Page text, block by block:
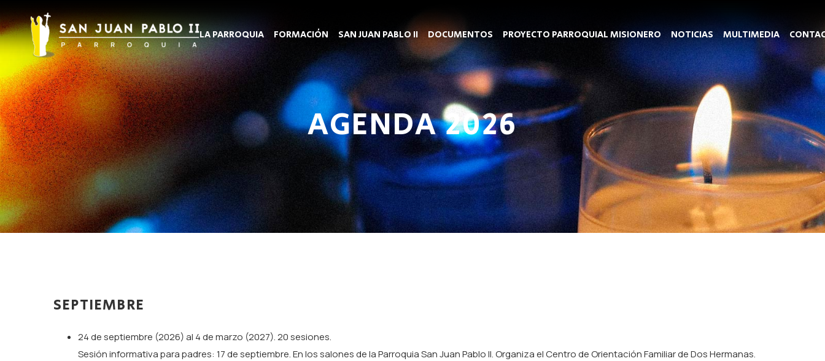
LA PARROQUIA FORMACIÓN SAN JUAN PABLO II DOCUMENTOS PROYECTO PARROQUIAL MISIONERO NOTICIAS MULTIMEDIA
AGENDA 2026
SEPTIEMBRE
24 de septiembre (2026) al 4 de marzo (2027). 20 sesiones.
Sesión informativa para padres: 17 de septiembre. En los salones de la Parroquia San Juan Pablo II. Organiza el Centro de Orientación Familiar de Dos Hermanas.